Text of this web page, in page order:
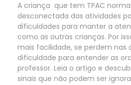
A criança que tem TPAC
desconectada das atividades
dificuldades para manter a
como as outras crianças. Por
mais facilidade, se perdem nas
dificuldade para entender as
professor. Leia o artigo e
sinais que não podem ser